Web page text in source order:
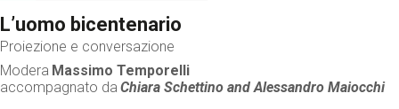
L’uomo bicentenario
Proiezione e conversazione
Modera Massimo Temporelli
accompagnato da Chiara Schettino andAlessandro Maiocchi